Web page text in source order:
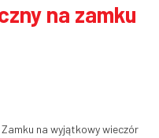
na zamku
na wyjątkowy wieczór